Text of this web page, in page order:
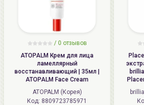
Gasan-dong,
ИП Мигаль
136.
/ 0 отзывов
ATOPALM Крем для лица
ламеллярный
восстанавливающий | 35мл |
ATOPALM Face Cream
ATOPALM (Корея)
Код: 8809723785971